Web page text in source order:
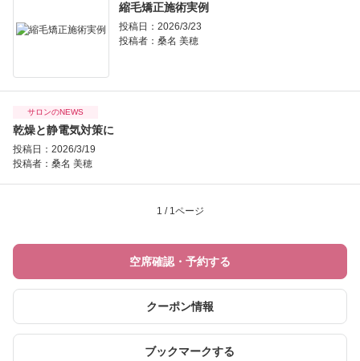
縮毛矯正施術実例
投稿日：2026/3/23
投稿者： 桑名 美穂
サロンのNEWS
乾燥と静電気対策に
投稿日：2026/3/19
投稿者： 桑名 美穂
1 / 1ページ
空席確認・予約する
クーポン情報
ブックマークする